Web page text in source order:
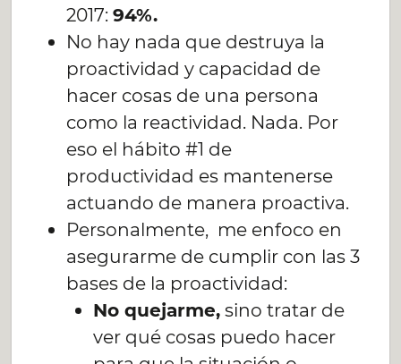
2017: 94%.
No hay nada que destruya la
proactividad y capacidad de
hacer cosas de una persona
como la reactividad. Nada. Por
eso el hábito #1 de
productividad es mantenerse
actuando de manera proactiva.
Personalmente, me enfoco en
asegurarme de cumplir con las 3
bases de la proactividad:
No quejarme,sino tratar de
ver qué cosas puedo hacer